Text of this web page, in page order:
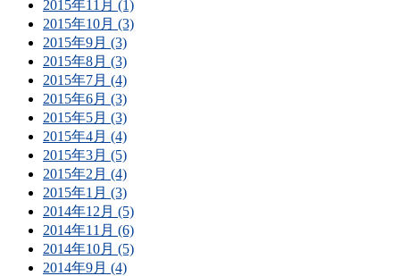
2015年11月 (1)
2015年10月 (3)
2015年9月 (3)
2015年8月 (3)
2015年7月 (4)
2015年6月 (3)
2015年5月 (3)
2015年4月 (4)
2015年3月 (5)
2015年2月 (4)
2015年1月 (3)
2014年12月 (5)
2014年11月 (6)
2014年10月 (5)
2014年9月 (4)